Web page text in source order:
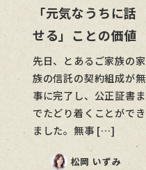
「元気なうちに話
せる」ことの価値
先日、とあるご家族の家
族の信託の契約組成が無
事に完了し、公正証書ま
でたどり着くことができ
ました。無事 […]
松岡 いずみ